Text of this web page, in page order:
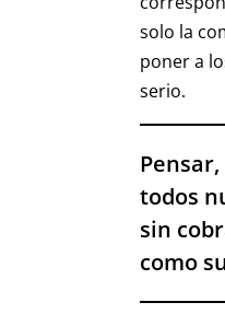
solo la
poner a
serio.
todos
sin
como